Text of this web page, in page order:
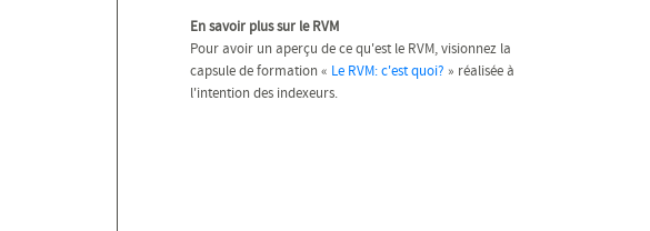
En savoir plus sur le RVM
Pour avoir un aperçu de ce qu'est le RVM, visionnez la
capsule de formation « Le RVM: c'est quoi? » réalisée à
l'intention des indexeurs.